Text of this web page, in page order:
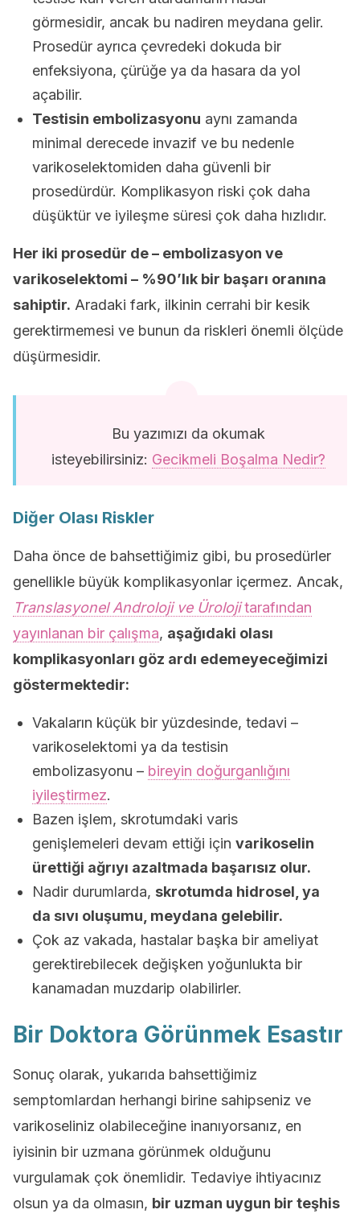
görmesidir, ancak bu nadiren meydana gelir.
Prosedür ayrıca çevredeki dokuda bir
enfeksiyona, çürüğe ya da hasara da yol
açabilir.
Testisin embolizasyonu aynı zamanda
minimal derecede invazif ve bu nedenle
varikoselektomiden daha güvenli bir
prosedürdür. Komplikasyon riski çok daha
düşüktür ve iyileşme süresi çok daha hızlıdır.
Her iki prosedür de – embolizasyon ve
varikoselektomi – %90’lık bir başarı oranına
sahiptir. Aradaki fark, ilkinin cerrahi bir kesik
gerektirmemesi ve bunun da riskleri önemli ölçüde
düşürmesidir.
Bu yazımızı da okumak
isteyebilirsiniz: Gecikmeli Boşalma Nedir?
Diğer Olası Riskler
Daha önce de bahsettiğimiz gibi, bu prosedürler
genellikle büyük komplikasyonlar içermez. Ancak,
Translasyonel Androloji ve Ürolojitarafından
yayınlanan bir çalışma, aşağıdaki olası
komplikasyonları göz ardı edemeyeceğimizi
göstermektedir:
Vakaların küçük bir yüzdesinde, tedavi –
varikoselektomi ya da testisin
embolizasyonu – bireyin doğurganlığını
iyileştirmez.
Bazen işlem, skrotumdaki varis
genişlemeleri devam ettiği için varikoselin
ürettiği ağrıyı azaltmada başarısız olur.
Nadir durumlarda, skrotumda hidrosel, ya
da sıvı oluşumu, meydana gelebilir.
Çok az vakada, hastalar başka bir ameliyat
gerektirebilecek değişken yoğunlukta bir
kanamadan muzdarip olabilirler.
Bir Doktora Görünmek Esastır
Sonuç olarak, yukarıda bahsettiğimiz
semptomlardan herhangi birine sahipseniz ve
varikoseliniz olabileceğine inanıyorsanız, en
iyisinin bir uzmana görünmek olduğunu
vurgulamak çok önemlidir. Tedaviye ihtiyacınız
olsun ya da olmasın, bir uzman uygun bir teşhis